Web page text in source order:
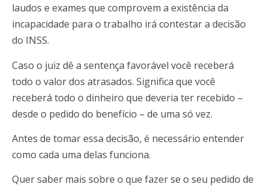
laudos e exames que comprovem a existência da
incapacidade para o trabalho irá contestar a decisão
do INSS.
Caso o juiz dê a sentença favorável você receberá
todo o valor dos atrasados. Significa que você
receberá todo o dinheiro que deveria ter recebido –
desde o pedido do benefício – de uma só vez.
Antes de tomar essa decisão, é necessário entender
como cada uma delas funciona.
Quer saber mais sobre o que fazer se o seu pedido de